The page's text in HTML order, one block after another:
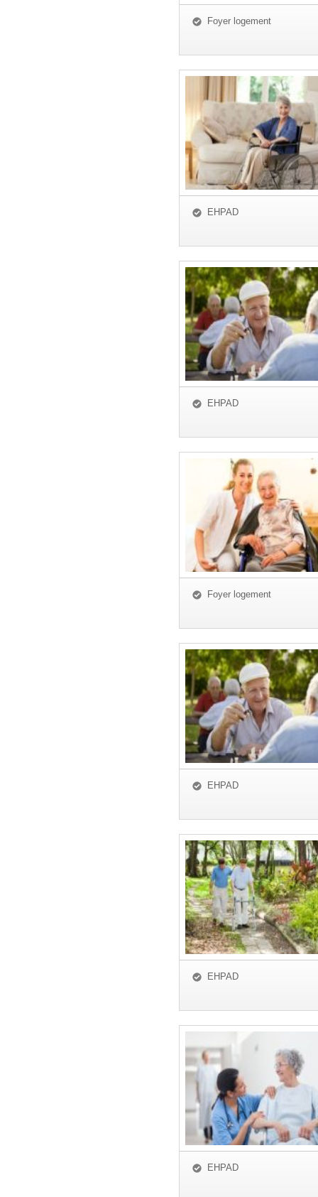
Foyer logement
EHPAD
EHPAD
Foyer logement
EHPAD
EHPAD
EHPAD